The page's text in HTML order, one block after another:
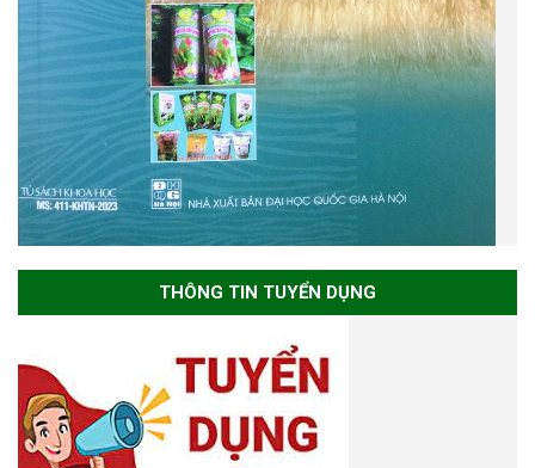
THÔNG TIN TUYỂN DỤNG